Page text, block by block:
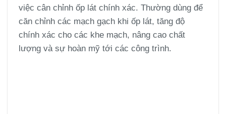
việc cân chỉnh ốp lát chính xác. Thường dùng để
căn chỉnh các mạch gạch khi ốp lát, tăng độ
chính xác cho các khe mạch, nâng cao chất
lượng và sự hoàn mỹ tới các công trình.